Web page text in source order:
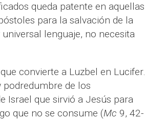
queda patente en aquellas
para la salvación de la
lenguaje, no necesita
que convierte a Luzbel en Lucifer.
de los
Israel que sirvió a Jesús para
que no se consume (Mc 9, 42-